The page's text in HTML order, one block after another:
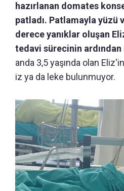
hazırlanan domates
patladı. Patlamayla yüzü
derece yanıklar oluşan
tedavi sürecinin ardından
anda 3,5 yaşında olan
iz ya da leke bulunmuyor.